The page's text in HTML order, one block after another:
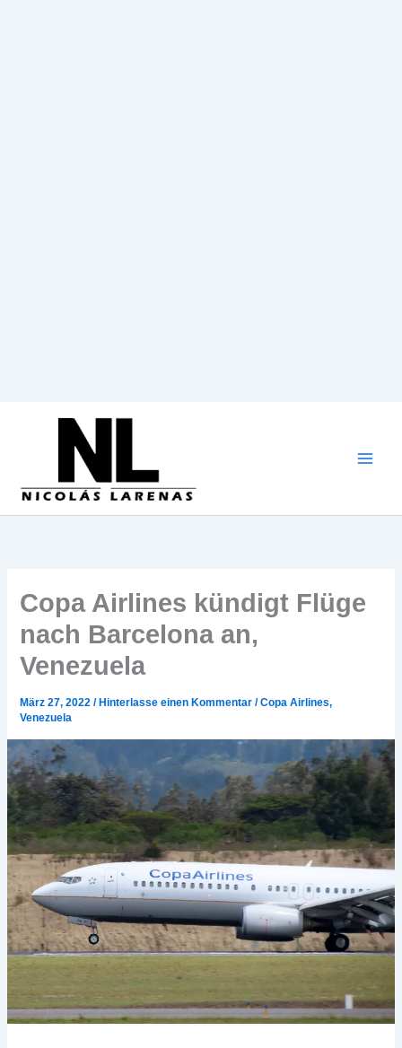
Copa Airlines kündigt Flüge
nach Barcelona an,
Venezuela
März 27, 2022/ Hinterlasse einen Kommentar /Copa Airlines,
Venezuela